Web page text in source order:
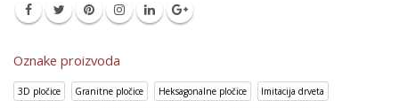
Oznake proizvoda
3D pločice Granitne pločice Heksagonalne pločice Imitacija drveta